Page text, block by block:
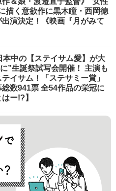
描く意欲作に黒木瞳・西岡德
演決定！《映画『月がみて
本中の【ステイサム愛】が大
”生誕祭試写会開催！ 主演も
イサム！「ステサミー賞」
数941票 全54作品の栄冠に
ー!?】